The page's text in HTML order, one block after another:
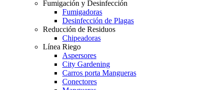
Fumigación y Desinfección
Fumigadoras
Desinfección de Plagas
Reducción de Residuos
Chipeadoras
Línea Riego
Aspersores
City Gardening
Carros porta Mangueras
Conectores